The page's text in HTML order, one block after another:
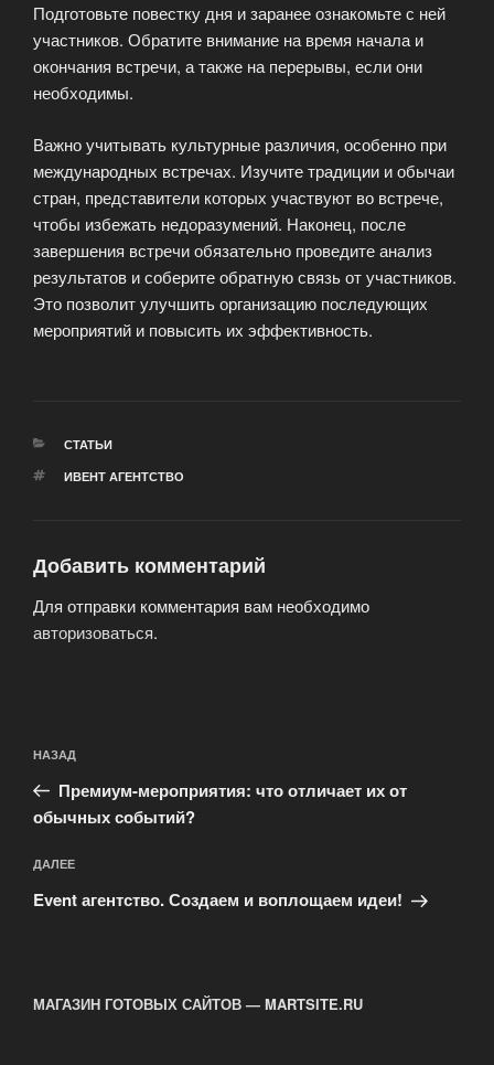
Подготовьте повестку дня и заранее ознакомьте с ней
участников. Обратите внимание на время начала и
окончания встречи, а также на перерывы, если они
необходимы.
Важно учитывать культурные различия, особенно при
международных встречах. Изучите традиции и обычаи
стран, представители которых участвуют во встрече,
чтобы избежать недоразумений. Наконец, после
завершения встречи обязательно проведите анализ
результатов и соберите обратную связь от участников.
Это позволит улучшить организацию последующих
мероприятий и повысить их эффективность.
РУБРИКИ
СТАТЬИ
МЕТКИ
ИВЕНТ АГЕНТСТВО
Добавить комментарий
Для отправки комментария вам необходимо
авторизоваться.
по
записям
Предыдущая
запись:
НАЗАД
Премиум-мероприятия: что отличает их от
обычных событий?
Следующая
запись
ДАЛЕЕ
Event агентство. Создаем и воплощаем идеи!
МАГАЗИН ГОТОВЫХ САЙТОВ — MARTSITE.RU